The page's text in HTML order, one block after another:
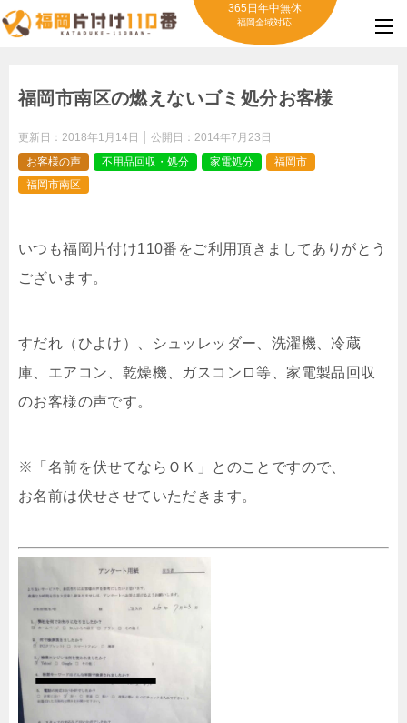
365日年中無休
福岡全域対応
福岡市南区の燃えないゴミ処分お客様
更新日： 2018年1月14日 公開日： 2014年7月23日
お客様の声
不用品回収・処分 家電処分
福岡市
福岡市南区
いつも福岡片付け110番をご利用頂きましてありがとう
ございます。
すだれ（ひよけ）、シュッレッダー、洗濯機、冷蔵
庫、エアコン、乾燥機、ガスコンロ等、家電製品回収
のお客様の声です。
※「名前を伏せてならＯＫ」とのことですので、
お名前は伏せさせていただきます。